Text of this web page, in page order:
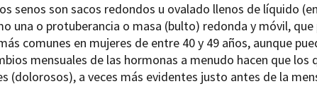
senos son sacos redondos u ovalado llenos de líquido
una o protuberancia o masa (bulto) redonda y móvil,
comunes en mujeres de entre 40 y 49 años, aunque
mensuales de las hormonas a menudo hacen que los
(dolorosos), a veces más evidentes justo antes de la